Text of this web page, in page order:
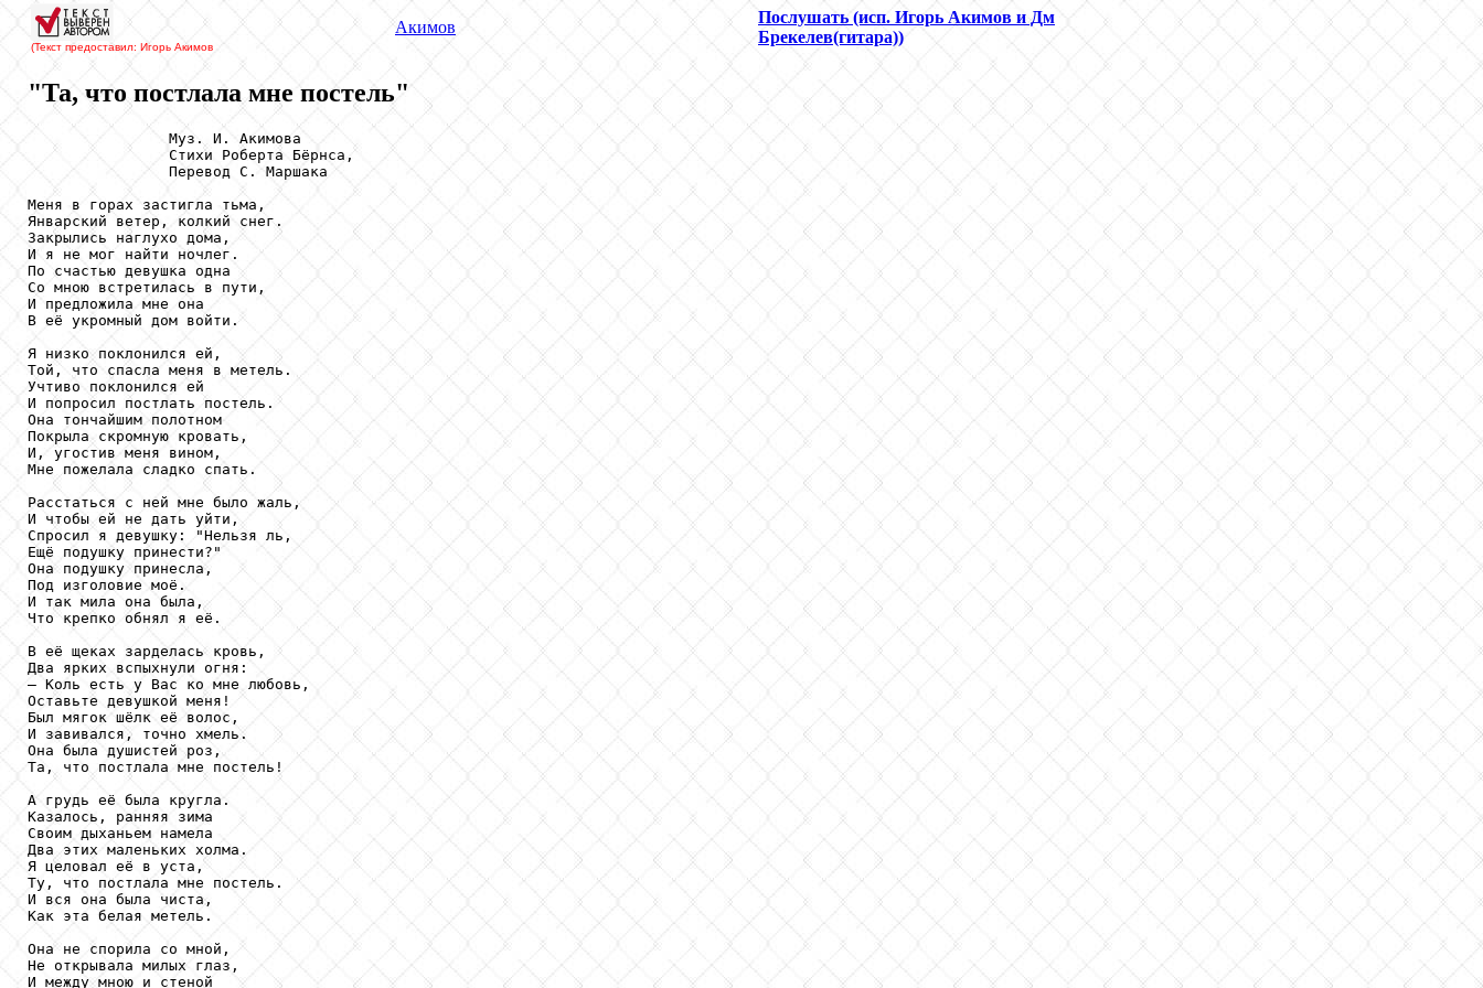
(Текст предоставил: Игорь Акимов
Акимов
Послушать (исп. Игорь Акимов и Дм
Брекелев(гитара))
"Та, что постлала мне постель"
                Муз. И. Акимова
                Стихи Роберта Бёрнса,
                Перевод С. Маршака
Меня в горах застигла тьма,
Январский ветер, колкий снег.
Закрылись наглухо дома,
И я не мог найти ночлег.
По счастью девушка одна
Со мною встретилась в пути,
И предложила мне она
В её укромный дом войти.
Я низко поклонился ей,
Той, что спасла меня в метель.
Учтиво поклонился ей
И попросил постлать постель.
Она тончайшим полотном
Покрыла скромную кровать,
И, угостив меня вином,
Мне пожелала сладко спать.
Расстаться с ней мне было жаль,
И чтобы ей не дать уйти,
Спросил я девушку: "Нельзя ль,
Ещё подушку принести?"
Она подушку принесла,
Под изголовие моё.
И так мила она была,
Что крепко обнял я её.
В её щеках зарделась кровь,
Два ярких вспыхнули огня:
– Коль есть у Вас ко мне любовь,
Оставьте девушкой меня!
Был мягок шёлк её волос,
И завивался, точно хмель.
Она была душистей роз,
Та, что постлала мне постель!
А грудь её была кругла.
Казалось, ранняя зима
Своим дыханьем намела
Два этих маленьких холма.
Я целовал её в уста,
Ту, что постлала мне постель.
И вся она была чиста,
Как эта белая метель.
Она не спорила со мной,
Не открывала милых глаз,
И между мною и стеной